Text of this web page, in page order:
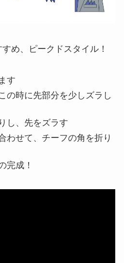
め、ピークドスタイル！
す
の時に先部分を少しズラし
し、先をズラす
わせて、チーフの角を折り
完成！